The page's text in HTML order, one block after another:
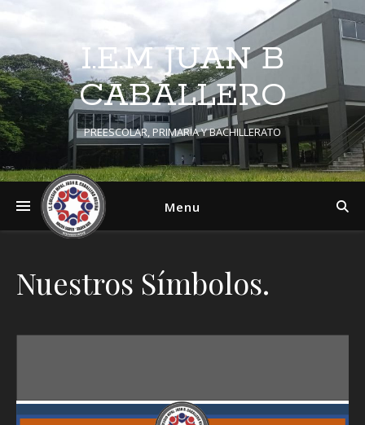
I.E.M JUAN B
CABALLERO
PREESCOLAR, PRIMARIA Y BACHILLERATO
Menu
Nuestros Símbolos.